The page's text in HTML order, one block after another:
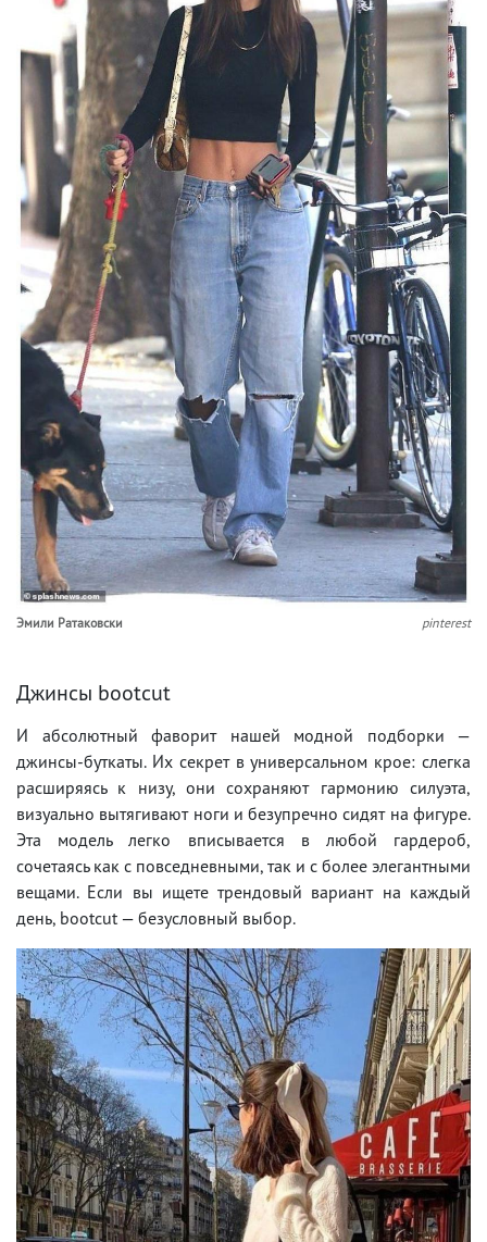
Эмили Ратаковски pinterest
Джинсы bootcut
И абсолютный фаворит нашей модной подборки —
джинсы-буткаты. Их секрет в универсальном крое: слегка
расширяясь к низу, они сохраняют гармонию силуэта,
визуально вытягивают ноги и безупречно сидят на фигуре.
Эта модель легко вписывается в любой гардероб,
сочетаясь как с повседневными, так и с более элегантными
вещами. Если вы ищете трендовый вариант на каждый
день, bootcut — безусловный выбор.